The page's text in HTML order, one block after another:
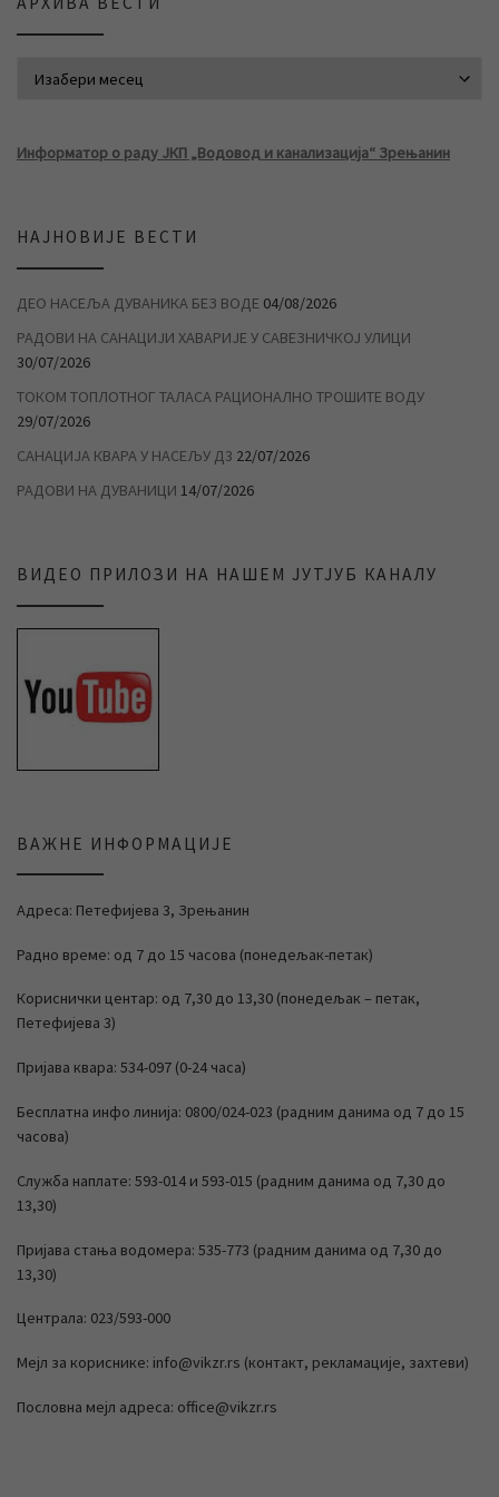
Информатор о раду ЈКП „Водовод и канализација“ Зрењанин
НАЈНОВИЈЕ ВЕСТИ
ДЕО НАСЕЉА ДУВАНИКА БЕЗ ВОДЕ 04/08/2026
РАДОВИ НА САНАЦИЈИ ХАВАРИЈЕ У САВЕЗНИЧКОЈ УЛИЦИ
30/07/2026
ТОКОМ ТОПЛОТНОГ ТАЛАСА РАЦИОНАЛНО ТРОШИТЕ ВОДУ
29/07/2026
САНАЦИЈА КВАРА У НАСЕЉУ Д3 22/07/2026
РАДОВИ НА ДУВАНИЦИ 14/07/2026
ВИДЕО ПРИЛОЗИ НА НАШЕМ ЈУТЈУБ КАНАЛУ
ВАЖНЕ ИНФОРМАЦИЈЕ
Адреса: Петефијева 3, Зрењанин
Радно време: од 7 до 15 часова (понедељак-петак)
Кориснички центар: од 7,30 до 13,30 (понедељак – петак,
Петефијева 3)
Пријава квара: 534-097 (0-24 часа)
Бесплатна инфо линија: 0800/024-023 (радним данима од 7 до 15
часова)
Служба наплате: 593-014 и 593-015 (радним данима од 7,30 до
13,30)
Пријава стања водомера: 535-773 (радним данима од 7,30 до
13,30)
Централа: 023/593-000
Мејл за кориснике: info@vikzr.rs (контакт, рекламације, захтеви)
Пословна мејл адреса: office@vikzr.rs